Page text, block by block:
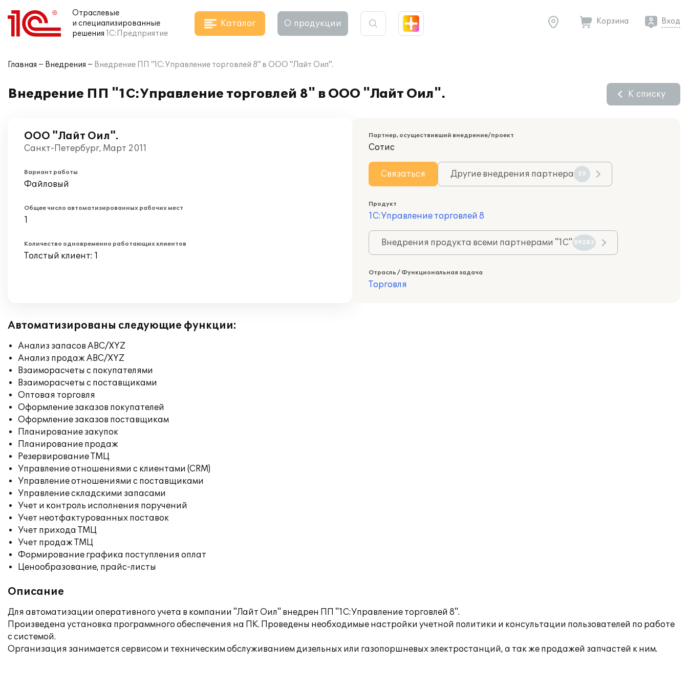
Отраслевые
и специализированные
решения 1С:Предприятие
Каталог О продукции Корзина Вход
Главная Внедрения Внедрение ПП "1С:Управление торговлей 8" в ООО "Лайт Оил".
Внедрение ПП "1С:Управление торговлей 8" в ООО "Лайт Оил". К списку
ООО "Лайт Оил".
Санкт-Петербург, Март 2011
Вариант работы
Файловый
Общее число автоматизированных рабочих мест
1
Количество одновременно работающих клиентов
Толстый клиент: 1
Партнер, осуществивший внедрение/проект
Сотис
Связаться Другие внедрения партнера 55
Продукт
1С:Управление торговлей 8
Внедрения продукта всеми партнерами "1С" 89283
Отрасль / Функциональная задача
Торговля
Автоматизированы следующие функции:
Анализ запасов ABC/XYZ
Анализ продаж ABC/XYZ
Взаиморасчеты с покупателями
Взаиморасчеты с поставщиками
Оптовая торговля
Оформление заказов покупателей
Оформление заказов поставщикам
Планирование закупок
Планирование продаж
Резервирование ТМЦ
Управление отношениями с клиентами (CRM)
Управление отношениями с поставщиками
Управление складскими запасами
Учет и контроль исполнения поручений
Учет неотфактурованных поставок
Учет прихода ТМЦ
Учет продаж ТМЦ
Формирование графика поступления оплат
Ценообразование, прайс-листы
Описание
Для автоматизации оперативного учета в компании "Лайт Оил" внедрен ПП "1С:Управление торговлей 8".
Произведена установка программного обеспечения на ПК. Проведены необходимые настройки учетной политики и консультации пользователей по работе
с системой.
Организация занимается сервисом и техническим обслуживанием дизельных или газопоршневых электростанций, а так же продажей запчастей к ним.